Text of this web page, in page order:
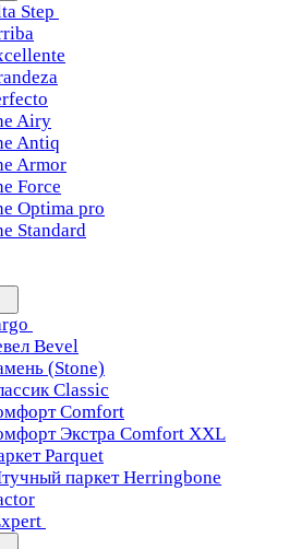
Step
Airy
Antiq
Armor
Force
Optima pro
Standard
Bevel
(Stone)
Classic
Comfort
Экстра Comfort XXL
Parquet
паркет Herringbone